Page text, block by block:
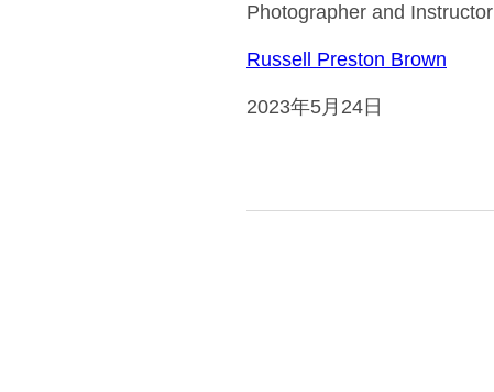
Photographer and Instructor
Russell Preston Brown
2023年5月24日